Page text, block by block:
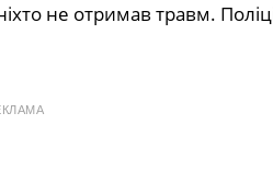
не отримав травм.